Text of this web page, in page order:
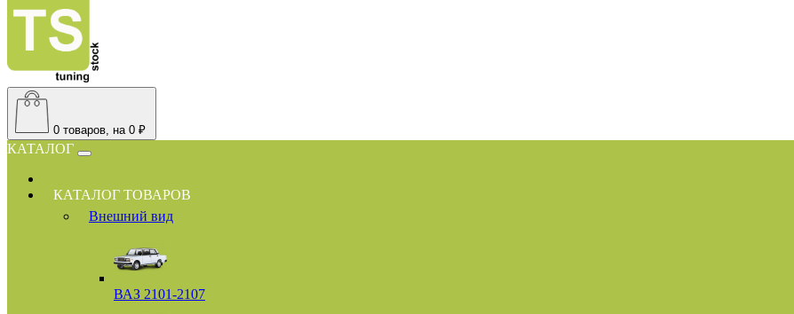
0 товаров, на 0 ₽
КАТАЛОГ
КАТАЛОГ ТОВАРОВ
Внешний вид
ВАЗ 2101-2107